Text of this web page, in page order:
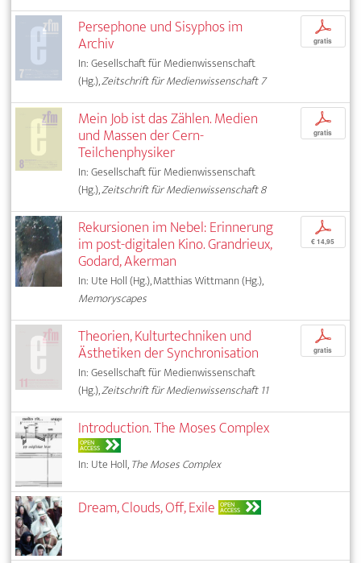
Persephone und Sisyphos im
Archiv
In: Gesellschaft für Medienwissenschaft
(Hg.),Zeitschrift für Medienwissenschaft 7
p
gratis
Mein Job ist das Zählen. Medien
und Massen der Cern-
Teilchenphysiker
In: Gesellschaft für Medienwissenschaft
(Hg.),Zeitschrift für Medienwissenschaft 8
p
gratis
Rekursionen im Nebel: Erinnerung
im post-digitalen Kino. Grandrieux,
Godard, Akerman
In: Ute Holl (Hg.), Matthias Wittmann (Hg.),
Memoryscapes
p
€ 14,95
Theorien, Kulturtechniken und
Ästhetiken der Synchronisation
In: Gesellschaft für Medienwissenschaft
(Hg.),Zeitschrift für Medienwissenschaft 11
p
gratis
Introduction. The Moses Complex
OPEN
ACCESS
In: Ute Holl,The Moses Complex
Dream, Clouds, Off, Exile OPEN
ACCESS